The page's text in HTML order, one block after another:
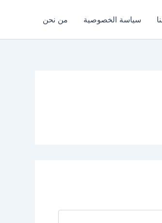
سياسة الخصوصية من نحن